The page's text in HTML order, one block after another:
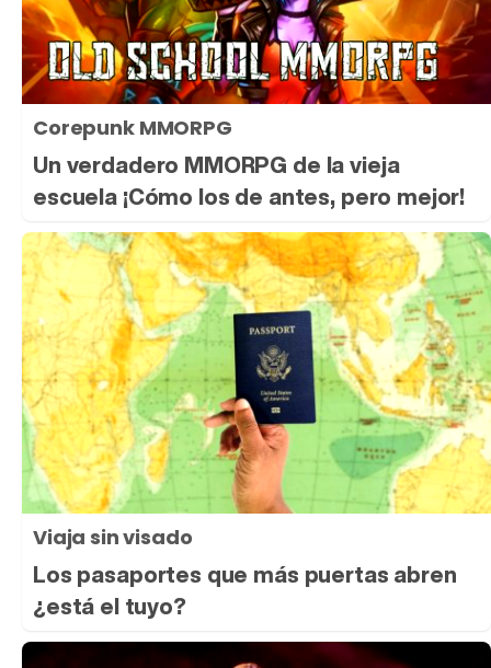
Corepunk MMORPG
Un verdadero MMORPG de la vieja
escuela ¡Cómo los de antes, pero mejor!
Viaja sin visado
Los pasaportes que más puertas abren
¿está el tuyo?